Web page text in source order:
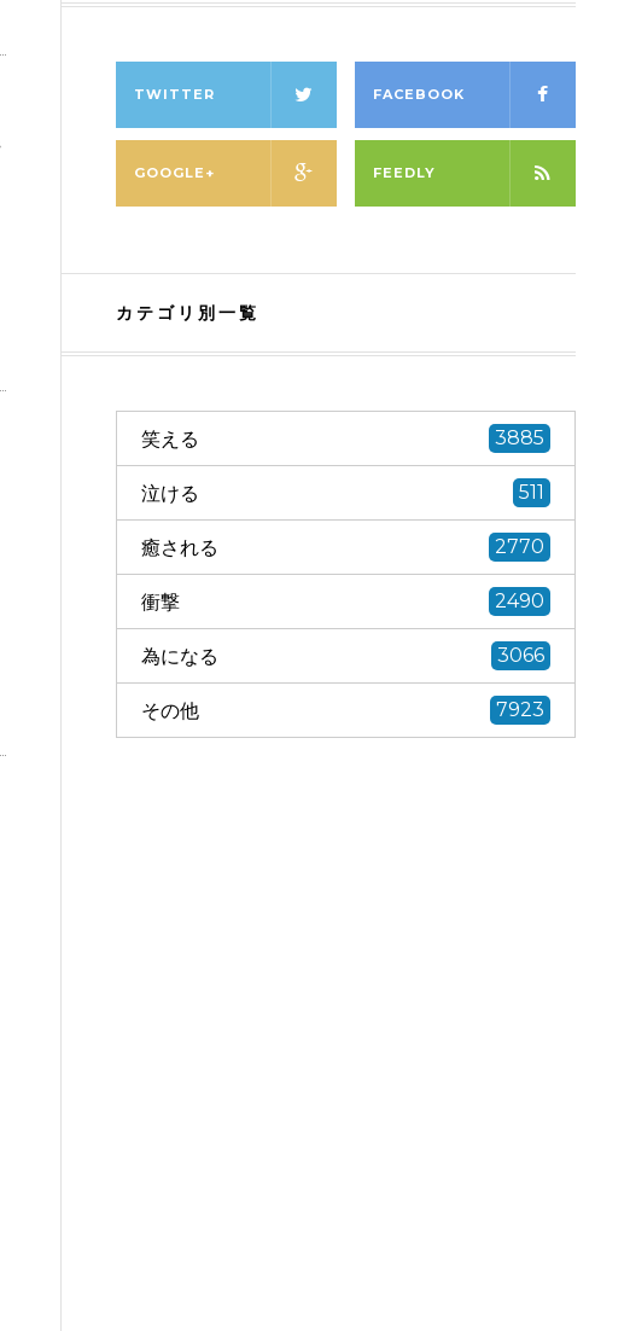
TWITTER FACEBOOK
GOOGLE+ FEEDLY
カテゴリ別一覧
笑える 3885
泣ける 511
癒される 2770
衝撃 2490
為になる 3066
その他 7923